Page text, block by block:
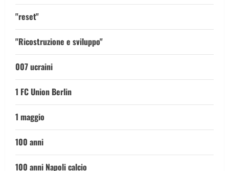
"reset"
"Ricostruzione e sviluppo"
007 ucraini
1 FC Union Berlin
1 maggio
100 anni
100 anni Napoli calcio